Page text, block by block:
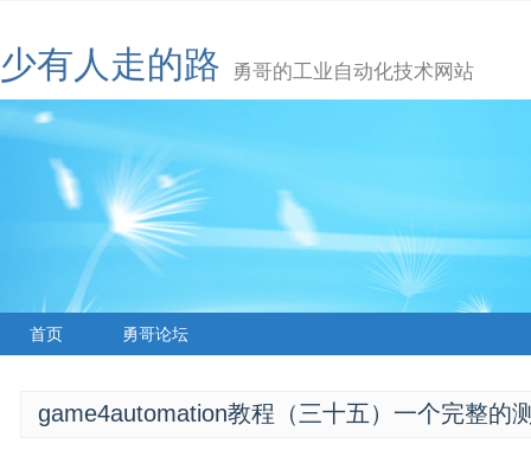
少有人走的路 勇哥的工业自动化技术网站
首页 勇哥论坛
game4automation教程（三十五）一个完整的